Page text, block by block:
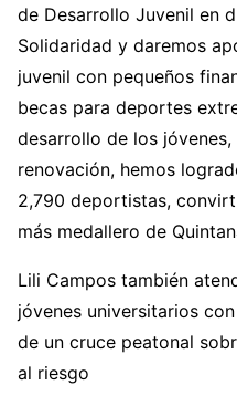
de Desarrollo Juvenil en
Solidaridad y daremos
juvenil con pequeños
becas para deportes
desarrollo de los
renovación, hemos
2,790 deportistas,
más medallero de
Lili Campos también
jóvenes universitarios
de un cruce peatonal
al riesgo